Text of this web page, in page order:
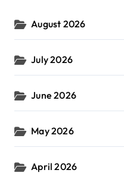
August 2026
July 2026
June 2026
May 2026
April 2026